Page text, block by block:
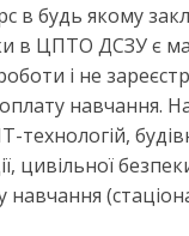
в будь якому
в ЦПТО ДСЗУ є
і не
навчання.
технологій,
цивільної